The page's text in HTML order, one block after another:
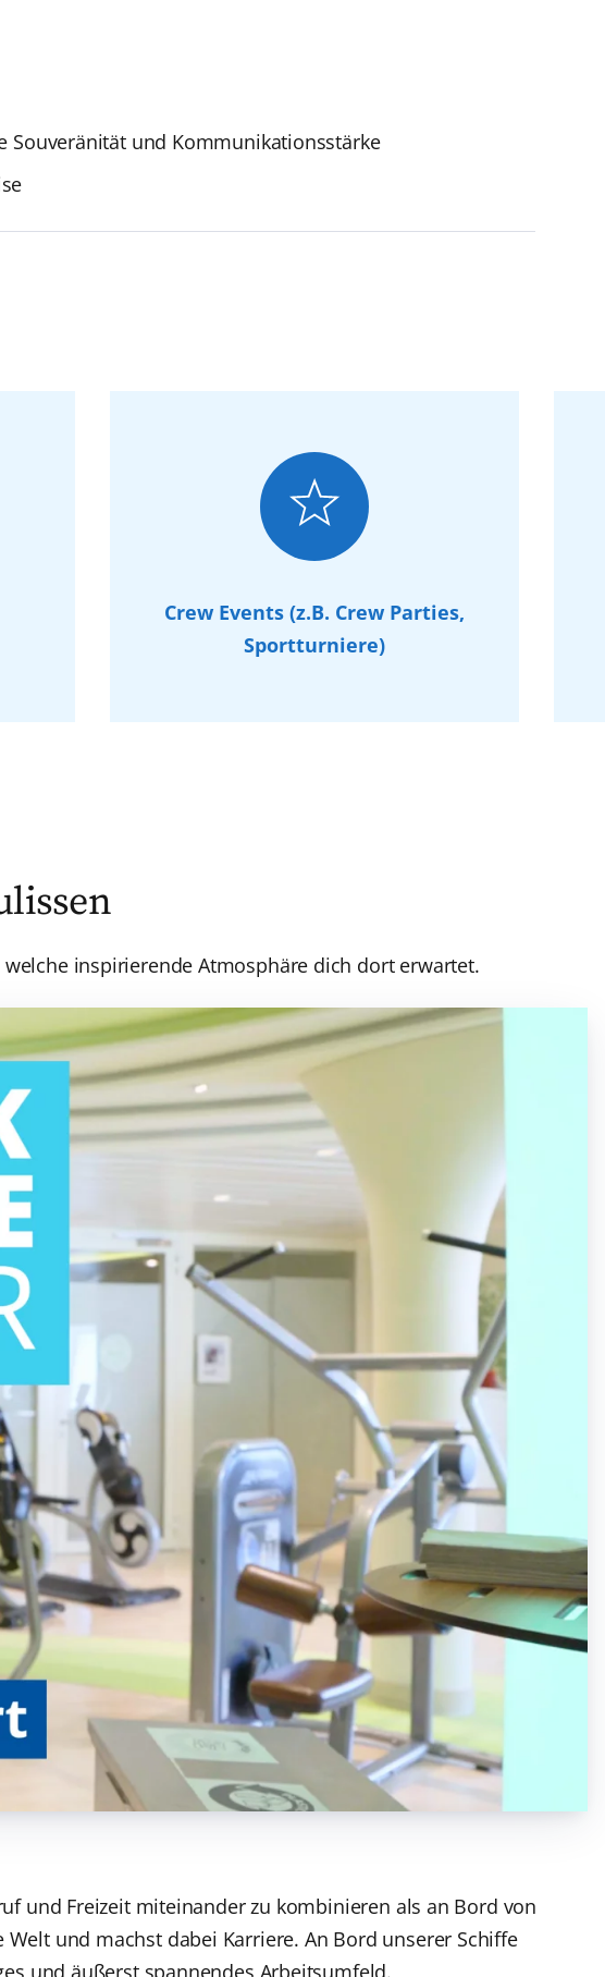
Souveränität und Kommunikationsstärke
Crew Events (z.B. Crew Parties,
Sportturniere)
inspirierende Atmosphäre dich dort erwartet.
und Freizeit miteinander zu kombinieren als an Bord von
Welt und machst dabei Karriere. An Bord unserer Schiffe
und äußerst spannendes Arbeitsumfeld.